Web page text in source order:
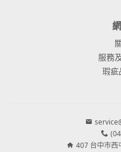
服務
瑕疵
407 台中市西